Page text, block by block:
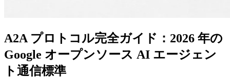
A2A プロトコル完全ガイド：2026 年の
Google オープンソース AI エージェン
ト通信標準